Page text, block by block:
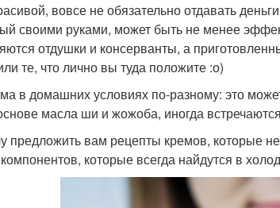
вовсе не обязательно отдавать
своими руками, может быть не менее
отдушки и консерванты, а
те, что лично вы туда положите :о)
в домашних условиях по-разному: это
масла ши и жожоба, иногда
предложить вам рецепты кремов, которые
которые всегда найдутся в